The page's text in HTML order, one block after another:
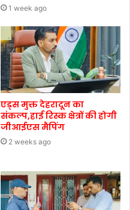
1 week ago
एड्स मुक्त देहरादून का
संकल्प,हाई रिस्क क्षेत्रों की होगी
जीआईएस मैपिंग
2 weeks ago